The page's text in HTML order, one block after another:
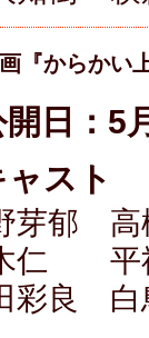
『からかい
開日：5
スト
芽郁 高
仁 平
彩良 白